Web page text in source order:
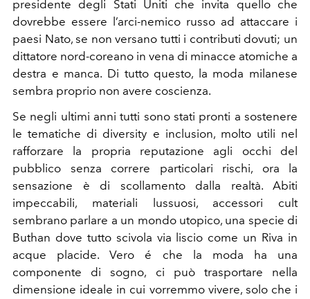
presidente degli Stati Uniti che invita quello che
dovrebbe essere l’arci-nemico russo ad attaccare i
paesi Nato, se non versano tutti i contributi dovuti; un
dittatore nord-coreano in vena di minacce atomiche a
destra e manca. Di tutto questo, la moda milanese
sembra proprio non avere coscienza.
Se negli ultimi anni tutti sono stati pronti a sostenere
le tematiche di diversity e inclusion, molto utili nel
rafforzare la propria reputazione agli occhi del
pubblico senza correre particolari rischi, ora la
sensazione è di scollamento dalla realtà. Abiti
impeccabili, materiali lussuosi, accessori cult
sembrano parlare a un mondo utopico, una specie di
Buthan dove tutto scivola via liscio come un Riva in
acque placide. Vero é che la moda ha una
componente di sogno, ci può trasportare nella
dimensione ideale in cui vorremmo vivere, solo che i